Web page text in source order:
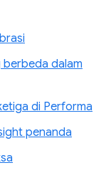
dalam
di Performa
penanda